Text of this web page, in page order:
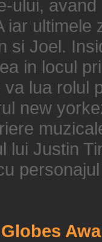
ului,
iar
si Joel.
in locul
lua rolul
new
lui Justin